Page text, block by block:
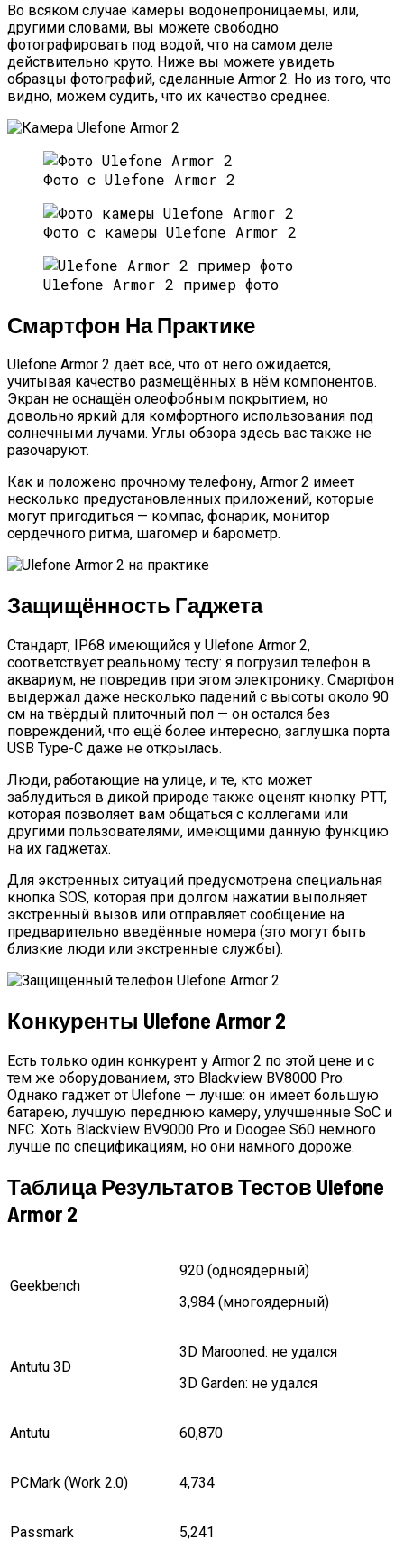
Во всяком случае камеры водонепроницаемы, или,
другими словами, вы можете свободно
фотографировать под водой, что на самом деле
действительно круто. Ниже вы можете увидеть
образцы фотографий, сделанные Armor 2. Но из того, что
видно, можем судить, что их качество среднее.
Фото с Ulefone Armor 2
Фото с камеры Ulefone Armor 2
Ulefone Armor 2 пример фото
Смартфон На Практике
Ulefone Armor 2 даёт всё, что от него ожидается,
учитывая качество размещённых в нём компонентов.
Экран не оснащён олеофобным покрытием, но
довольно яркий для комфортного использования под
солнечными лучами. Углы обзора здесь вас также не
разочаруют.
Как и положено прочному телефону, Armor 2 имеет
несколько предустановленных приложений, которые
могут пригодиться — компас, фонарик, монитор
сердечного ритма, шагомер и барометр.
Защищённость Гаджета
Стандарт, IP68 имеющийся у Ulefone Armor 2,
соответствует реальному тесту: я погрузил телефон в
аквариум, не повредив при этом электронику. Смартфон
выдержал даже несколько падений с высоты около 90
см на твёрдый плиточный пол — он остался без
повреждений, что ещё более интересно, заглушка порта
USB Type-C даже не открылась.
Люди, работающие на улице, и те, кто может
заблудиться в дикой природе также оценят кнопку PTT,
которая позволяет вам общаться с коллегами или
другими пользователями, имеющими данную функцию
на их гаджетах.
Для экстренных ситуаций предусмотрена специальная
кнопка SOS, которая при долгом нажатии выполняет
экстренный вызов или отправляет сообщение на
предварительно введённые номера (это могут быть
близкие люди или экстренные службы).
Конкуренты Ulefone Armor 2
Есть только один конкурент у Armor 2 по этой цене и с
тем же оборудованием, это Blackview BV8000 Pro.
Однако гаджет от Ulefone — лучше: он имеет большую
батарею, лучшую переднюю камеру, улучшенные SoC и
NFC. Хоть Blackview BV9000 Pro и Doogee S60 немного
лучше по спецификациям, но они намного дороже.
Таблица Результатов Тестов Ulefone
Armor 2
Geekbench
920 (одноядерный)
3,984 (многоядерный)
Antutu 3D
3D Marooned: не удался
3D Garden: не удался
Antutu 60,870
PCMark (Work 2.0) 4,734
Passmark 5,241